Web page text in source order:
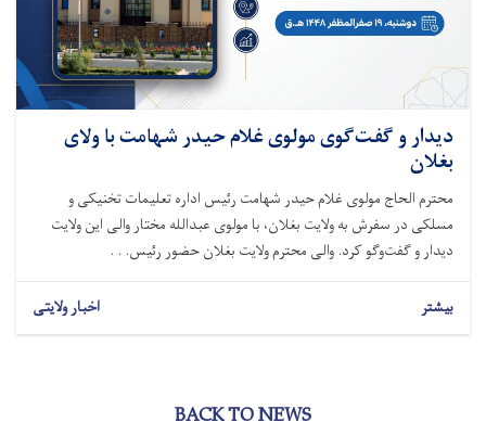
دیدار و گفت‌گوی مولوی غلام حیدر شهامت با ولای
بغلان
محترم الحاج مولوی غلام حیدر شهامت رئیس اداره تعلیمات تخنیکی و
مسلکی در سفرش به ولایت بغلان، با مولوی عبدالله مختار والی این ولایت
دیدار و گفت‌وگو کرد. والی محترم ولایت بغلان حضور رئیس. . .
بیشتر اخبار ولایتی
BACK TO NEWS